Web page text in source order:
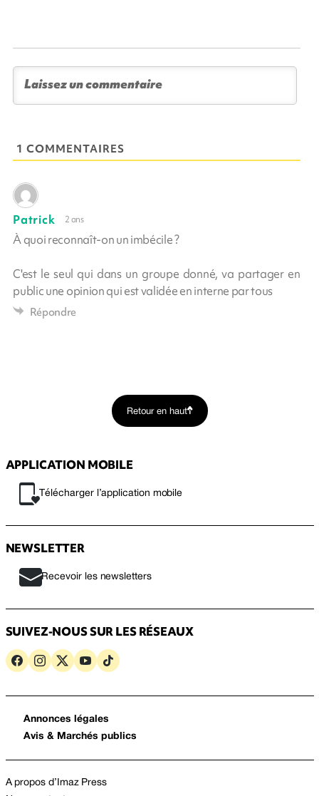
1 COMMENTAIRES
Patrick 2 ans
À quoi reconnaît-on un imbécile ?
C'est le seul qui dans un groupe donné, va partager en
public une opinion qui est validée en interne par tous
Répondre
Retour en haut
APPLICATION MOBILE
Télécharger l’application mobile
NEWSLETTER
Recevoir les newsletters
SUIVEZ-NOUS SUR LES RÉSEAUX
Annonces légales
Avis & Marchés publics
A propos d’Imaz Press